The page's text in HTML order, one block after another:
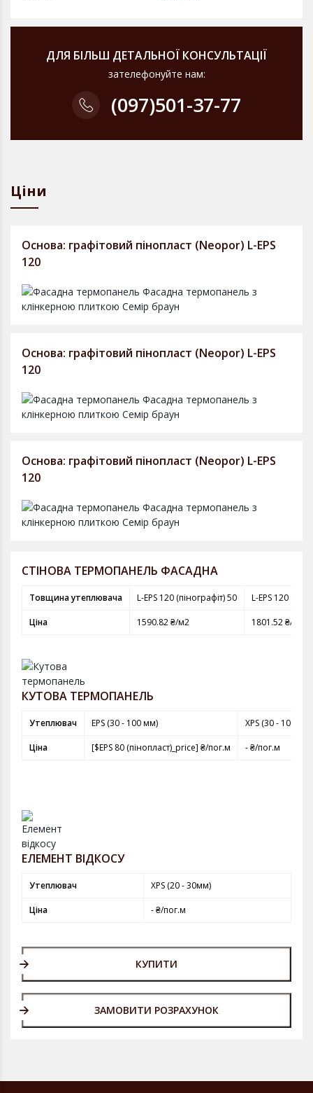
ДЛЯ БІЛЬШ ДЕТАЛЬНОЇ КОНСУЛЬТАЦІЇ
зателефонуйте нам:
(097)501-37-77
Ціни
Основа: графітовий пінопласт (Neopor) L-EPS
120
Основа: графітовий пінопласт (Neopor) L-EPS
120
Основа: графітовий пінопласт (Neopor) L-EPS
120
СТІНОВА ТЕРМОПАНЕЛЬ ФАСАДНА
Товщина утеплювача L-EPS 120 (пінографіт) 50 L-EPS 120
Ціна 1590.82 ₴/м2 1801.52 ₴/м2
КУТОВА ТЕРМОПАНЕЛЬ
Утеплювач EPS (30 - 100 мм) XPS (30 - 100 мм)
Ціна [$EPS 80 (пінопласт)_price] ₴/пог.м - ₴/пог.м
ЕЛЕМЕНТ ВІДКОСУ
Утеплювач XPS (20 - 30мм)
Ціна - ₴/пог.м
КУПИТИ
ЗАМОВИТИ РОЗРАХУНОК